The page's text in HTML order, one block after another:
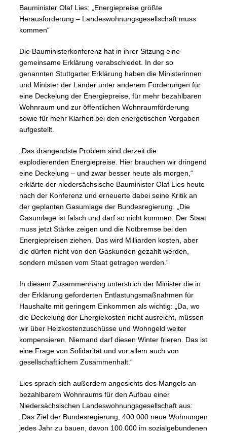
Bauminister Olaf Lies: „Energiepreise größte
Herausforderung – Landeswohnungsgesellschaft muss
kommen“
Die Bauministerkonferenz hat in ihrer Sitzung eine
gemeinsame Erklärung verabschiedet. In der so
genannten Stuttgarter Erklärung haben die Ministerinnen
und Minister der Länder unter anderem Forderungen für
eine Deckelung der Energiepreise, für mehr bezahlbaren
Wohnraum und zur öffentlichen Wohnraumförderung
sowie für mehr Klarheit bei den energetischen Vorgaben
aufgestellt.
„Das drängendste Problem sind derzeit die
explodierenden Energiepreise. Hier brauchen wir dringend
eine Deckelung – und zwar besser heute als morgen,“
erklärte der niedersächsische Bauminister Olaf Lies heute
nach der Konferenz und erneuerte dabei seine Kritik an
der geplanten Gasumlage der Bundesregierung. „Die
Gasumlage ist falsch und darf so nicht kommen. Der Staat
muss jetzt Stärke zeigen und die Notbremse bei den
Energiepreisen ziehen. Das wird Milliarden kosten, aber
die dürfen nicht von den Gaskunden gezahlt werden,
sondern müssen vom Staat getragen werden.“
In diesem Zusammenhang unterstrich der Minister die in
der Erklärung geforderten Entlastungsmaßnahmen für
Haushalte mit geringem Einkommen als wichtig: „Da, wo
die Deckelung der Energiekosten nicht ausreicht, müssen
wir über Heizkostenzuschüsse und Wohngeld weiter
kompensieren. Niemand darf diesen Winter frieren. Das ist
eine Frage von Solidarität und vor allem auch von
gesellschaftlichem Zusammenhalt.“
Lies sprach sich außerdem angesichts des Mangels an
bezahlbarem Wohnraums für den Aufbau einer
Niedersächsischen Landeswohnungsgesellschaft aus:
„Das Ziel der Bundesregierung, 400.000 neue Wohnungen
jedes Jahr zu bauen, davon 100.000 im sozialgebundenen